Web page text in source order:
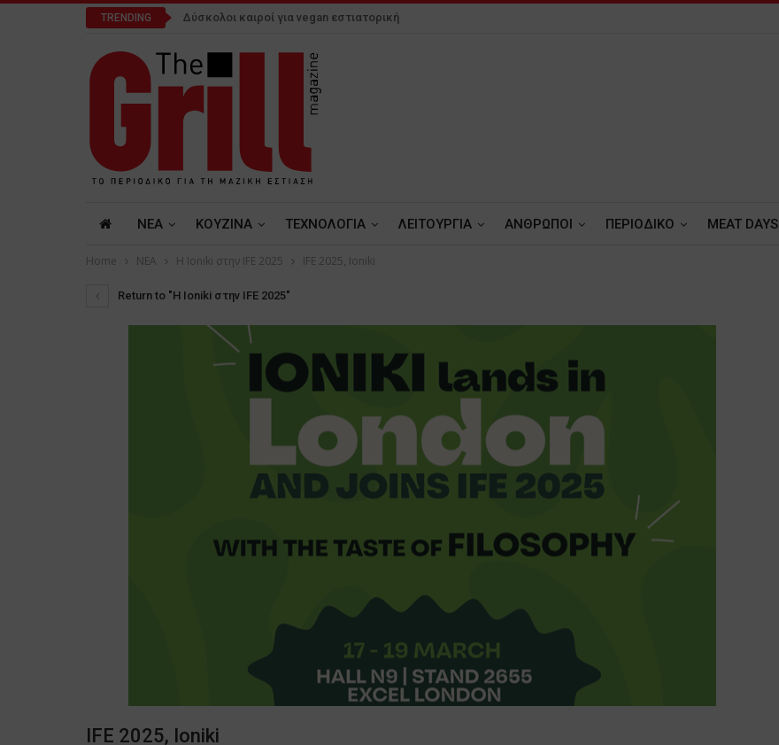
TRENDING Δύσκολοι καιροί για vegan εστιατορική
NEA ΚΟΥΖΙΝΑ ΤΕΧΝΟΛΟΓΙΑ ΛΕΙΤΟΥΡΓΙΑ ΑΝΘΡΩΠΟΙ ΠΕΡΙΟΔΙΚΟ MEAT DAYS
Home NEA Η Ioniki στην IFE 2025 IFE 2025, Ioniki
Return to "Η Ioniki στην IFE 2025"
IFE 2025, Ioniki